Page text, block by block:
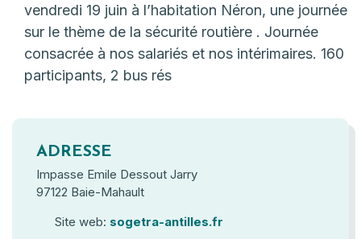
vendredi 19 juin à l’habitation Néron, une journée
sur le thème de la sécurité routière . Journée
consacrée à nos salariés et nos intérimaires. 160
participants, 2 bus rés
ADRESSE
Impasse Emile Dessout Jarry
97122 Baie-Mahault
Site web: sogetra-antilles.fr